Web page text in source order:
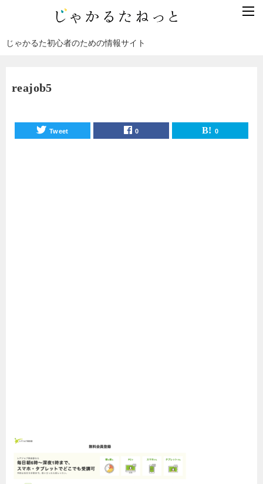
じゃかるた初心者のための情報サイト
reajob5
Tweet 0 0